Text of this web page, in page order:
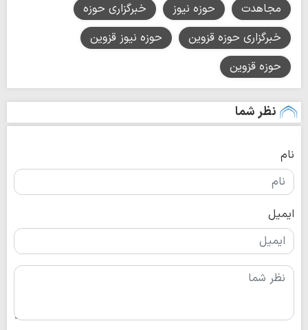
مجاهدت
حوزه نیوز
خبرگزاری حوزه
خبرگزاری حوزه قزوین
حوزه نیوز قزوین
حوزه قزوین
نظر شما
نام
ایمیل